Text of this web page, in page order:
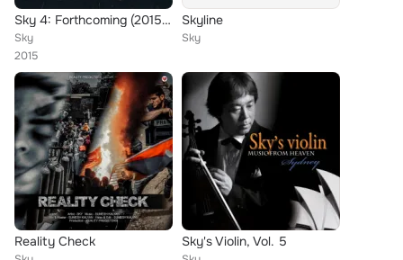
Sky 4: Forthcoming (2015 Remaster)
Sky
2015
Skyline
Sky
Reality Check Sky's Violin, Vol. 5